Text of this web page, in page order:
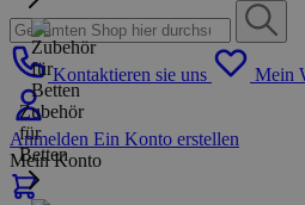
Kontaktieren sie uns Mein
Anmelden Ein Konto erstellen
Mein Konto
Zubehör
für
Betten